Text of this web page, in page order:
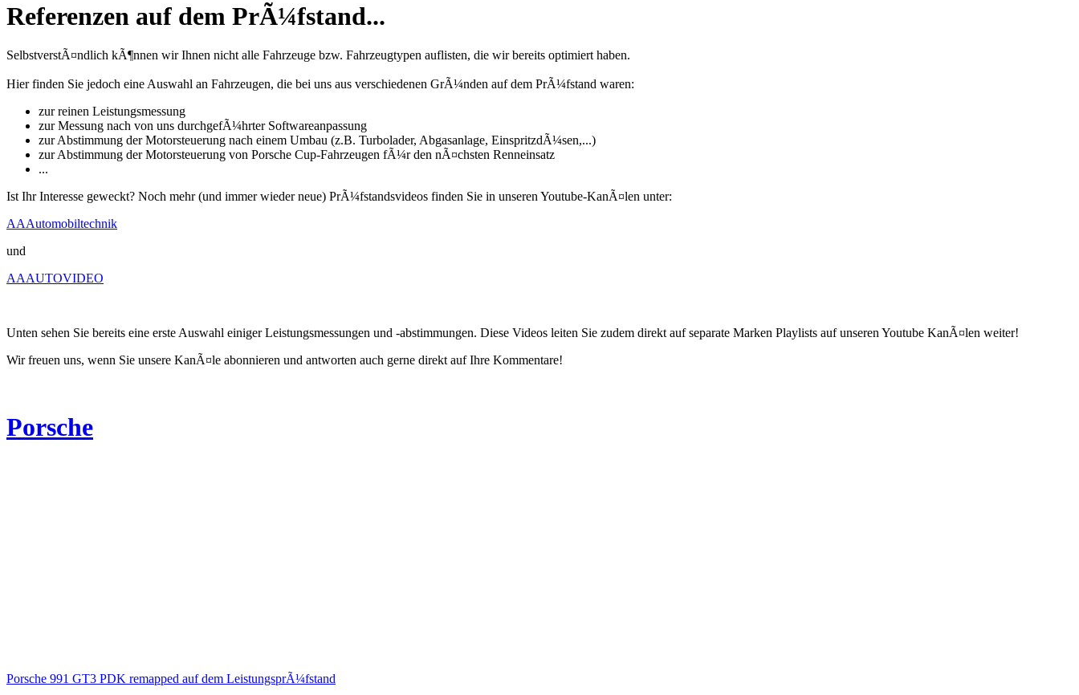
Referenzen auf dem PrÃ¼fstand...
SelbstverstÃ¤ndlich kÃ¶nnen wir Ihnen nicht alle Fahrzeuge bzw. Fahrzeugtypen auflisten, die wir bereits optimiert haben.
Hier finden Sie jedoch eine Auswahl an Fahrzeugen, die bei uns aus verschiedenen GrÃ¼nden auf dem PrÃ¼fstand waren:
zur reinen Leistungsmessung
zur Messung nach von uns durchgefÃ¼hrter Softwareanpassung
zur Abstimmung der Motorsteuerung nach einem Umbau (z.B. Turbolader, Abgasanlage, EinspritzdÃ¼sen,...)
zur Abstimmung der Motorsteuerung von Porsche Cup-Fahrzeugen fÃ¼r den nÃ¤chsten Renneinsatz
...
Ist Ihr Interesse geweckt? Noch mehr (und immer wieder neue) PrÃ¼fstandsvideos finden Sie in unseren Youtube-KanÃ¤len unter:
AAAutomobiltechnik
und
AAAUTOVIDEO
Unten sehen Sie bereits eine erste Auswahl einiger Leistungsmessungen und -abstimmungen. Diese Videos leiten Sie zudem direkt auf separate Marken Playlists auf unseren Youtube KanÃ¤len weiter!
Wir freuen uns, wenn Sie unsere KanÃ¤le abonnieren und antworten auch gerne direkt auf Ihre Kommentare!
Porsche
Porsche 991 GT3 PDK remapped auf dem LeistungsprÃ¼fstand